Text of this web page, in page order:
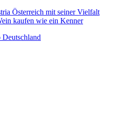
Österreich mit seiner Vielfalt
kaufen wie ein Kenner